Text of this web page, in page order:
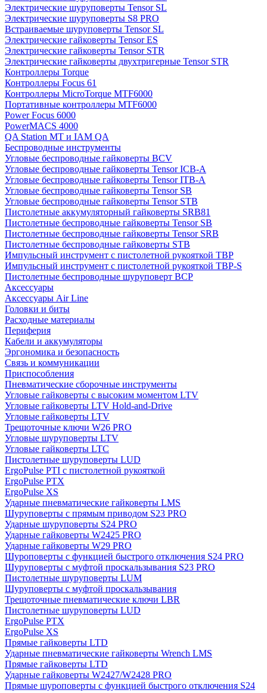
Электрические шуруповерты Tensor SL
Электрические шуруповерты S8 PRO
Встраиваемые шуруповерты Tensor SL
Электрические гайковерты Tensor ES
Электрические гайковерты Tensor STR
Электрические гайковерты двухтригерные Tensor STR
Контроллеры Torque
Контроллеры Focus 61
Контроллеры MicroTorque MTF6000
Портативные контроллеры MTF6000
Power Focus 6000
PowerMACS 4000
QA Station MT и IAM QA
Беспроводные инструменты
Угловые беспроводные гайковерты BCV
Угловые беспроводные гайковерты Tensor ICB-A
Угловые беспроводные гайковерты Tensor ITB-A
Угловые беспроводные гайковерты Tensor SB
Угловые беспроводные гайковерты Tensor STB
Пистолетные аккумуляторный гайковерты SRB81
Пистолетные беспроводные гайковерты Tensor SB
Пистолетные беспроводные гайковерты Tensor SRB
Пистолетные беспроводные гайковерты STB
Импульсный инструмент с пистолетной рукояткой TBP
Импульсный инструмент с пистолетной рукояткой TBP-S
Пистолетные беспроводные шуруповерт BCP
Аксессуары
Аксессуары Air Line
Головки и биты
Расходные материалы
Периферия
Кабели и аккумуляторы
Эргономика и безопасность
Связь и коммуникации
Приспособления
Пневматические сборочные инструменты
Угловые гайковерты с высоким моментом LTV
Угловые гайковерты LTV Hold-and-Drive
Угловые гайковерты LTV
Трещоточные ключи W26 PRO
Угловые шуруповерты LTV
Угловые гайковерты LTC
Пистолетные шуруповерты LUD
ErgoPulse PTI с пистолетной рукояткой
ErgoPulse PTX
ErgoPulse XS
Ударные пневматические гайковерты LMS
Шуруповерты с прямым приводом S23 PRO
Ударные шуруповерты S24 PRO
Ударные гайковерты W2425 PRO
Ударные гайковерты W29 PRO
Шуроповерты с функцией быстрого отключения S24 PRO
Шуруповерты с муфтой проскальзывания S23 PRO
Пистолетные шуруповерты LUM
Шуруповерты с муфтой проскальзывания
Трещоточные пневматические ключи LBR
Пистолетные шуруповерты LUD
ErgoPulse PTX
ErgoPulse XS
Прямые гайковерты LTD
Ударные пневматические гайковерты Wrench LMS
Прямые гайковерты LTD
Ударные гайковерты W2427/W2428 PRO
Прямые шуроповерты с функцией быстрого отключения S24